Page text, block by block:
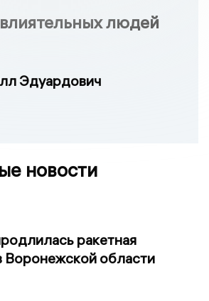
людей
Эдуардович
новости
ракетная
Воронежской области